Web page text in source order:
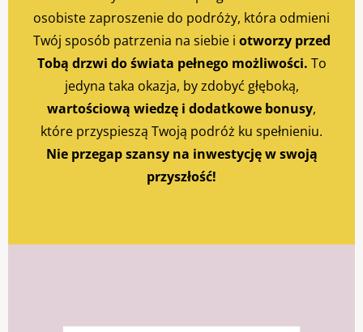
osobiste zaproszenie do podróży, która odmieni
Twój sposób patrzenia na siebie i otworzy przed
Tobą drzwi do świata pełnego możliwości. To
jedyna taka okazja, by zdobyć głęboką,
wartościową wiedzę i dodatkowe bonusy,
które przyspieszą Twoją podróż ku spełnieniu.
Nie przegap szansy na inwestycję w swoją
przyszłość!